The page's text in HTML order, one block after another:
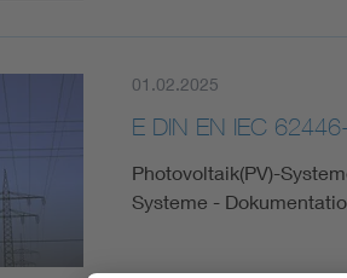
01.02.2025
E DIN EN IEC
Photovoltaik(PV)-
Systeme -